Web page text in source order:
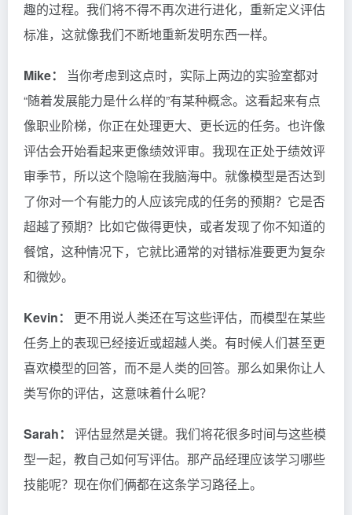
趣的过程。我们将不得不再次进行进化，重新定义评估
标准，这就像我们不断地重新发明东西一样。
Mike：
当你考虑到这点时，实际上两边的实验室都对
“随着发展能力是什么样的”有某种概念。这看起来有点
像职业阶梯，你正在处理更大、更长远的任务。也许像
评估会开始看起来更像绩效评审。我现在正处于绩效评
审季节，所以这个隐喻在我脑海中。就像模型是否达到
了你对一个有能力的人应该完成的任务的预期？它是否
超越了预期？比如它做得更快，或者发现了你不知道的
餐馆，这种情况下，它就比通常的对错标准要更为复杂
和微妙。
Kevin：
更不用说人类还在写这些评估，而模型在某些
任务上的表现已经接近或超越人类。有时候人们甚至更
喜欢模型的回答，而不是人类的回答。那么如果你让人
类写你的评估，这意味着什么呢？
Sarah：
评估显然是关键。我们将花很多时间与这些模
型一起，教自己如何写评估。那产品经理应该学习哪些
技能呢？现在你们俩都在这条学习路径上。